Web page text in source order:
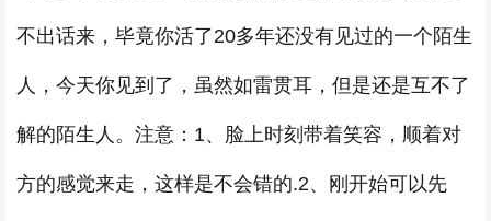
不出话来，毕竟你活了20多年还没有见过的一个陌生
人，今天你见到了，虽然如雷贯耳，但是还是互不了
解的陌生人。注意：1、脸上时刻带着笑容，顺着对
方的感觉来走，这样是不会错的.2、刚开始可以先